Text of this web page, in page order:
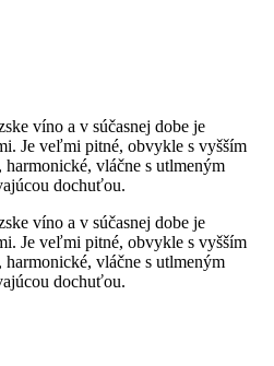
víno a v súčasnej dobe je
Je veľmi pitné, obvykle s vyšším
vláčne s utlmeným
dochuťou.
víno a v súčasnej dobe je
Je veľmi pitné, obvykle s vyšším
vláčne s utlmeným
dochuťou.